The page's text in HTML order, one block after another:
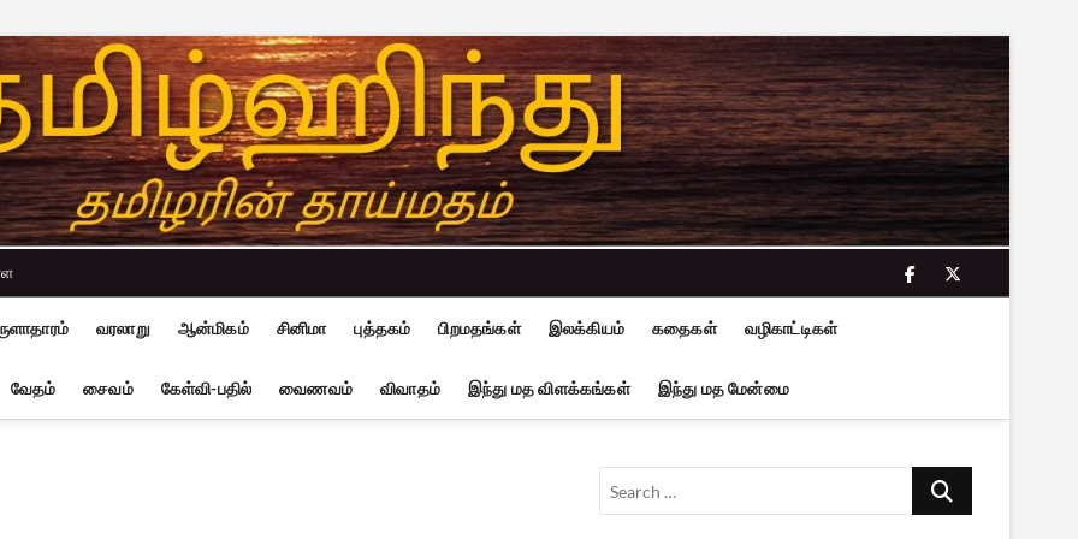
facebook
twitter
வரலாறு ஆன்மிகம் சினிமா புத்தகம் பிறமதங்கள் இலக்கியம் கதைகள் வழிகாட்டிகள்
வேதம் சைவம் கேள்வி-பதில் வைணவம் விவாதம் இந்து மத விளக்கங்கள் இந்து மத மேன்மை
Search